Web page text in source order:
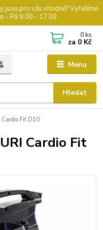
jsou pro vás vhodné? Vyřešíme
- Pá 9.00 - 17.00
Menu
Hledat
0 ks
za 0 Kč
Fit D10
Cardio Fit